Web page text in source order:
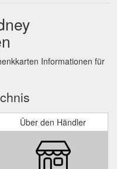
Informationen für
Über den Händler